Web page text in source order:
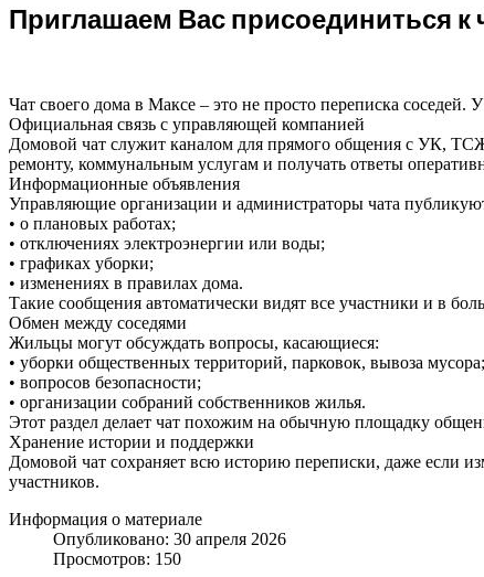
Приглашаем Вас присоединиться к
Чат своего дома в Максе – это не просто переписка
Официальная связь с управляющей компанией
Домовой чат служит каналом для прямого общения с УК,
ремонту, коммунальным услугам и получать ответы
Информационные объявления
Управляющие организации и администраторы чата
• о плановых работах;
• отключениях электроэнергии или воды;
• графиках уборки;
• изменениях в правилах дома.
Такие сообщения автоматически видят все участники и в
Обмен между соседями
Жильцы могут обсуждать вопросы, касающиеся:
• уборки общественных территорий, парковок, вывоза мусора;
• вопросов безопасности;
• организации собраний собственников жилья.
Этот раздел делает чат похожим на обычную площадку
Хранение истории и поддержки
Домовой чат сохраняет всю историю переписки, даже если
участников.
Информация о материале
Опубликовано: 30 апреля 2026
Просмотров: 150